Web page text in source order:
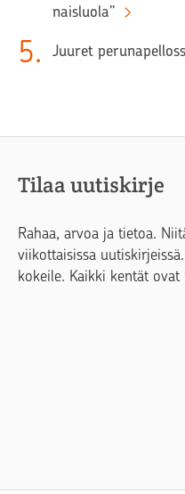
naisluola”
5. Juuret
Tilaa uutiskirje
Rahaa, arvoa ja tietoa.
viikottaisissa
kokeile. Kaikki kentät ovat